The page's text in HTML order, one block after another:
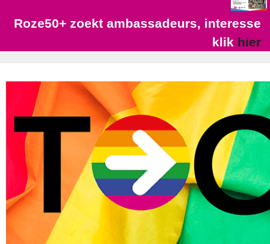
Roze50+ zoekt ambassadeurs, interesse
klik hier